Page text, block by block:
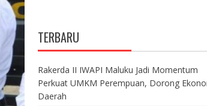
TERBARU
Rakerda II IWAPI Maluku Jadi Momentum
Perkuat UMKM Perempuan, Dorong
Daerah